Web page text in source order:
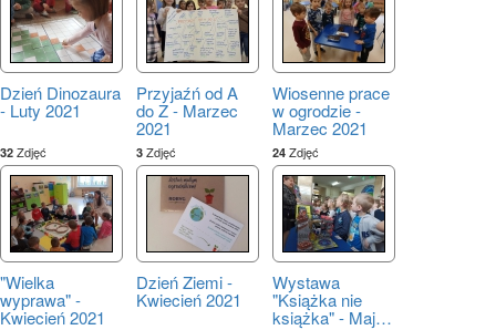
Dzień Dinozaura
- Luty 2021
32 Zdjęć
Przyjaźń od A
do Z - Marzec
2021
3 Zdjęć
Wiosenne prace
w ogrodzie -
Marzec 2021
24 Zdjęć
"Wielka
wyprawa" -
Kwiecień 2021
Dzień Ziemi -
Kwiecień 2021
Wystawa
"Książka nie
książka" - Maj…